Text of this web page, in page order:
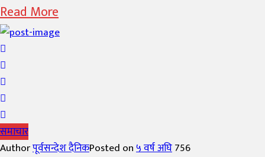
Read More
समाचार
Authorपूर्वसन्देश दैनिकPosted on५ वर्ष अघि756